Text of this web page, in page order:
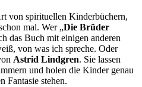
von spirituellen Kinderbüchern,
mal. Wer „Die Brüder
das Buch mit einigen anderen
von was ich spreche. Oder
Astrid Lindgren. Sie lassen
und holen die Kinder genau
Fantasie stehen.